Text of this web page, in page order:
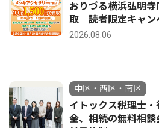
おりづる横浜弘明
取 読者限定キャン
2026.08.06
中区・西区・南区
イトックス税理士
金、相続の無料相